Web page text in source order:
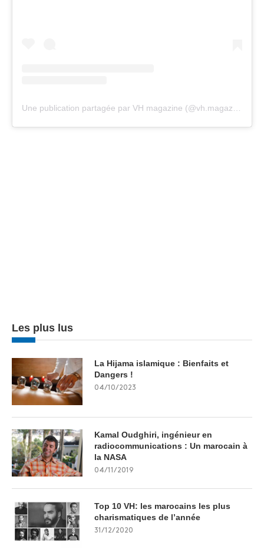
Une publication partagée par VH magazine (@vh.magazine)
Les plus lus
La Hijama islamique : Bienfaits et
Dangers !
04/10/2023
Kamal Oudghiri, ingénieur en
radiocommunications : Un marocain à
la NASA
04/11/2019
Top 10 VH: les marocains les plus
charismatiques de l’année
31/12/2020